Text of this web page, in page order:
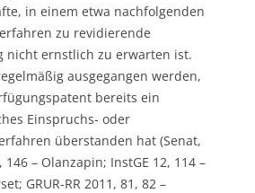
in einem etwa nachfolgenden
zu revidierende
nicht ernstlich zu erwarten ist.
ausgegangen werden,
bereits ein
Einspruchs- oder
überstanden hat (Senat,
146 – Olanzapin; InstGE 12, 114 –
GRUR-RR 2011, 81, 82 –